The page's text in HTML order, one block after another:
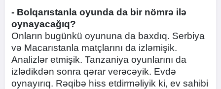
- Bolqarıstanla oyunda da bir nömrə ilə
oynayacağıq?
Onların bugünkü oyununa da baxdıq. Serbiya
və Macarıstanla matçlarını da izləmişik.
Analizlər etmişik. Tanzaniya oyunlarını da
izlədikdən sonra qərar verəcəyik. Evdə
oynayırıq. Rəqibə hiss etdirməliyik ki, ev sahibi